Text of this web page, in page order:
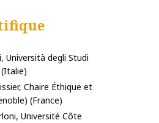
Università degli Studi
(Italie)
Chaire Éthique et
(France)
Université Côte